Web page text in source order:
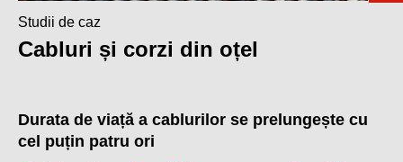
Studii de caz
Cabluri și corzi din oțel
Durata de viață a cablurilor se prelungește cu
cel puțin patru ori